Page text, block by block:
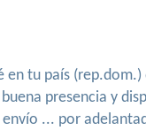
tu país
presencia y
envío ... por